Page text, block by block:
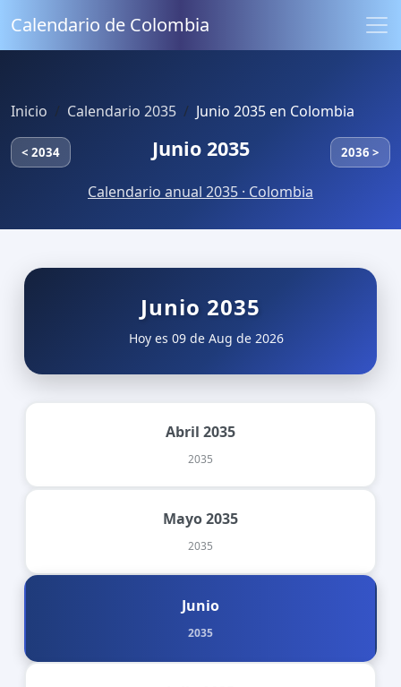
Calendario de Colombia
Inicio Calendario 2035 Junio 2035 en Colombia
< 2034 Junio 2035 2036 >
Calendario anual 2035 · Colombia
Junio 2035
Hoy es 09 de Aug de 2026
Abril 2035
2035
Mayo 2035
2035
Junio
2035